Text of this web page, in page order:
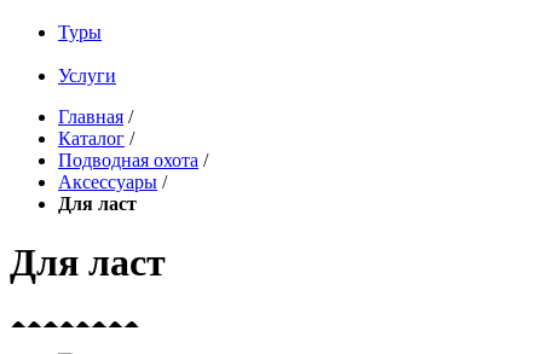
Туры
Услуги
Главная /
Каталог /
Подводная охота /
Аксессуары /
Для ласт
Для ласт